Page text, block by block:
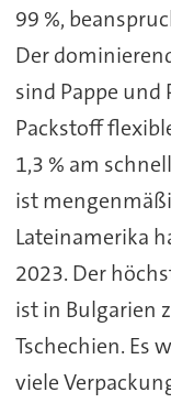
99 %,
Der
sind Pappe und
Packstoff
1,3 % am
ist
Lateinamerika
2023. Der
ist in Bulgarien
Tschechien. Es
viele